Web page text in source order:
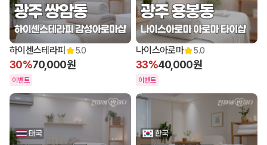
하이센스테라피 5.0
30%70,000원
이벤트
나이스아로마 5.0
33%40,000원
이벤트